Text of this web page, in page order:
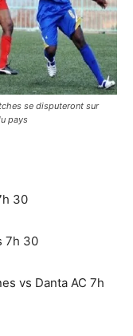
se disputeront sur
pays
30
7h 30
vs Danta AC 7h